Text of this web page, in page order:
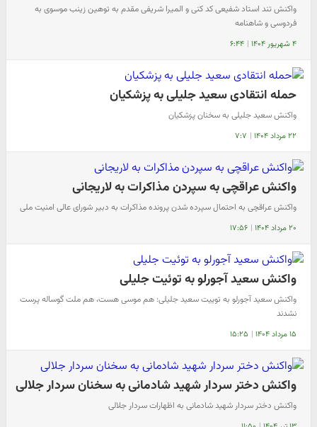
واکنش تند استاد شفیعی کد کنی و المیرا شریفی مقدم به توهین زینب موسوی به
فردوسی و شاهنامه
۴ شهریور ۱۴۰۴ | ۶:۴۴
حمله انتقادی سعید جلیلی به پزشکیان
واکنش سعید جلیلی به سخنان پزشکیان
۲۲ مرداد ۱۴۰۴ | ۷:۷
واکنش عراقچی به سپردن مذاکرات به لاریجانی
واکنش عراقچی به احتمال سپرده شدن پرونده مذاکرات به دبیر شورای عالی امنیت ملی
۲۰ مرداد ۱۴۰۴ | ۱۷:۵۶
واکنش سعید آجورلو به توئیت جلیلی
واکنش سعید آجورلو به توییت سعید جلیلی: هم موسی هست، هم ملت گوساله پرست
نشدند
۱۵ مرداد ۱۴۰۴ | ۱۵:۲۵
واکنش دختر سردار شهید شادمانی به سخنان سردار جلالی
واکنش دختر سردار شهید شادمانی به اظهارات سردار جلالی